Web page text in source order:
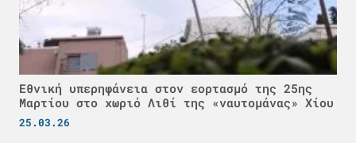
Εθνική υπερηφάνεια στον εορτασμό της 25ης
Μαρτίου στο χωριό Λιθί της «ναυτομάνας» Χίου
25.03.26